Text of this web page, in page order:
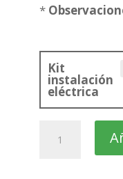
*
Kit
instalación
eléctrica
Commander